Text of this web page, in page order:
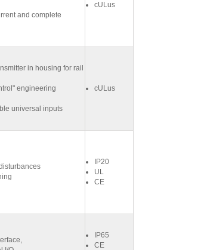
and complete
cULus
in housing for rail
engineering
universal inputs
cULus
IP20
UL
CE
IP65
CE